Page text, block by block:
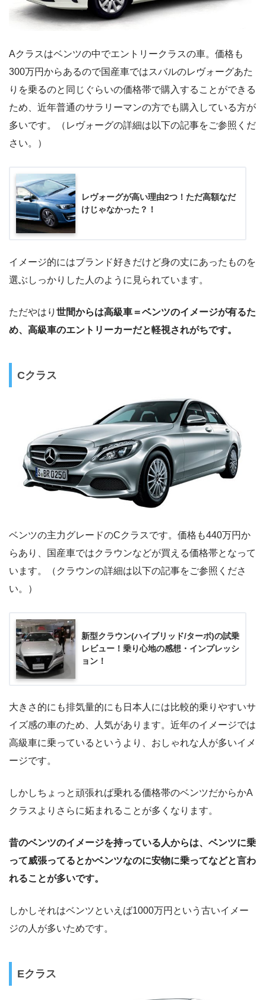
Aクラスはベンツの中でエントリークラスの車。価格も
300万円からあるので国産車ではスバルのレヴォーグあた
りを乗るのと同じぐらいの価格帯で購入することができる
ため、近年普通のサラリーマンの方でも購入している方が
多いです。（レヴォーグの詳細は以下の記事をご参照くだ
さい。）
レヴォーグが高い理由2つ！ただ高額なだ
けじゃなかった？！
イメージ的にはブランド好きだけど身の丈にあったものを
選ぶしっかりした人のように見られています。
ただやはり 世間からは高級車＝ベンツのイメージが有るた
め、高級車のエントリーカーだと軽視されがちです。
Cクラス
ベンツの主力グレードのCクラスです。価格も440万円か
らあり、国産車ではクラウンなどが買える価格帯となって
います。（クラウンの詳細は以下の記事をご参照くださ
い。）
新型クラウン(ハイブリッド/ターボ)の試乗
レビュー！乗り心地の感想・インプレッシ
ョン！
大きさ的にも排気量的にも日本人には比較的乗りやすいサ
イズ感の車のため、人気があります。近年のイメージでは
高級車に乗っているというより、おしゃれな人が多いイメ
ージです。
しかしちょっと頑張れば乗れる価格帯のベンツだからかA
クラスよりさらに妬まれることが多くなります。
昔のベンツのイメージを持っている人からは、ベンツに乗
って威張ってるとかベンツなのに安物に乗ってなどと言わ
れることが多いです。
しかしそれはベンツといえば1000万円という古いイメー
ジの人が多いためです。
Eクラス